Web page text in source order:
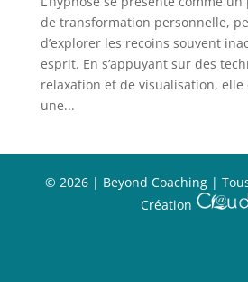
de transformation personnelle,
d’explorer les recoins souvent
esprit. En s’appuyant sur des
relaxation et de visualisation, elle
une...
© 2026| Beyond Coaching |
Création